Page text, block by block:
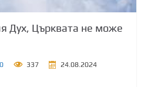
Дух, Църквата не може
0 337 24.08.2024